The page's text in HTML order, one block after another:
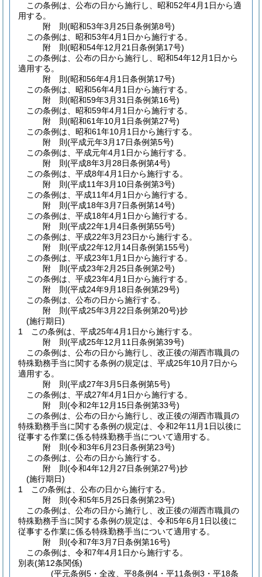
この条例は、公布の日から施行し、昭和52年4月1日から適
用する。
附 則(昭和53年3月25日条例第8号)
この条例は、昭和53年4月1日から施行する。
附 則(昭和54年12月21日条例第17号)
この条例は、公布の日から施行し、昭和54年12月1日から
適用する。
附 則(昭和56年4月1日条例第17号)
この条例は、昭和56年4月1日から施行する。
附 則(昭和59年3月31日条例第16号)
この条例は、昭和59年4月1日から施行する。
附 則(昭和61年10月1日条例第27号)
この条例は、昭和61年10月1日から施行する。
附 則(平成元年3月17日条例第5号)
この条例は、平成元年4月1日から施行する。
附 則(平成8年3月28日条例第4号)
この条例は、平成8年4月1日から施行する。
附 則(平成11年3月10日条例第3号)
この条例は、平成11年4月1日から施行する。
附 則(平成18年3月7日条例第14号)
この条例は、平成18年4月1日から施行する。
附 則(平成22年1月4日条例第55号)
この条例は、平成22年3月23日から施行する。
附 則(平成22年12月14日条例第155号)
この条例は、平成23年1月1日から施行する。
附 則(平成23年2月25日条例第2号)
この条例は、平成23年4月1日から施行する。
附 則(平成24年9月18日条例第29号)
この条例は、公布の日から施行する。
附 則(平成25年3月22日条例第20号)抄
(施行期日)
1
この条例は、平成25年4月1日から施行する。
附 則(平成25年12月11日条例第39号)
この条例は、公布の日から施行し、改正後の湖西市職員の
特殊勤務手当に関する条例の規定は、平成25年10月7日から
適用する。
附 則(平成27年3月5日条例第5号)
この条例は、平成27年4月1日から施行する。
附 則(令和2年12月15日条例第33号)
この条例は、公布の日から施行し、改正後の湖西市職員の
特殊勤務手当に関する条例の規定は、令和2年11月1日以後に
従事する作業に係る特殊勤務手当について適用する。
附 則(令和3年6月23日条例第23号)
この条例は、公布の日から施行する。
附 則(令和4年12月27日条例第27号)抄
(施行期日)
1
この条例は、公布の日から施行する。
附 則(令和5年5月25日条例第23号)
この条例は、公布の日から施行し、改正後の湖西市職員の
特殊勤務手当に関する条例の規定は、令和5年6月1日以後に
従事する作業に係る特殊勤務手当について適用する。
附 則(令和7年3月7日条例第16号)
この条例は、令和7年4月1日から施行する。
別表(第12条関係)
(平元条例5・全改、平8条例4・平11条例3・平18条